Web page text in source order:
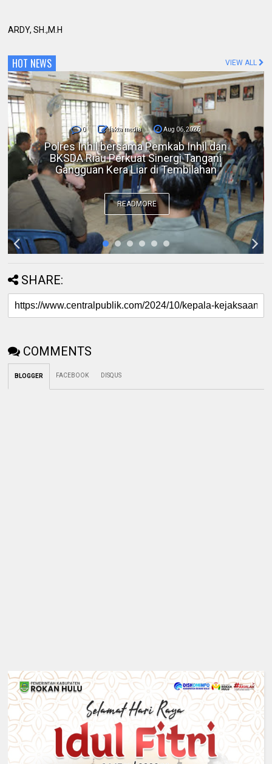
ARDY, SH.,M.H
HOT NEWS VIEW ALL
0 fakta media Aug 06, 2026
DPC IKADIN Pekanbaru Kutuk Premanisme,
Desak Polda Riau Beri Perlindungan terhadap
Advokat
READMORE
SHARE:
COMMENTS
BLOGGER FACEBOOK DISQUS